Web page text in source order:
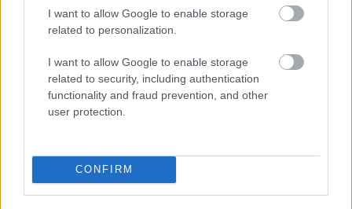
I want to allow Google to enable storage
related to personalization.
I want to allow Google to enable storage
related to security, including authentication
functionality and fraud prevention, and other
user protection.
CONFIRM